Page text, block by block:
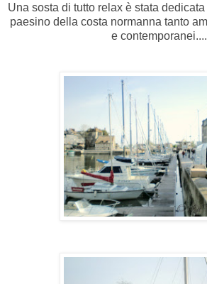
Una sosta di tutto relax è stata
paesino della costa normanna tanto
e contemporanei....